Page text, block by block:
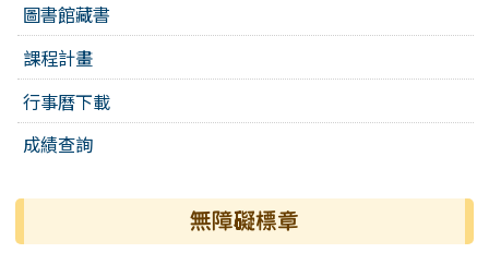
圖書館藏書
課程計畫
行事曆下載
成績查詢
無障礙標章